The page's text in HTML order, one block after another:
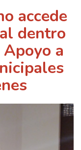
accede
dentro
a